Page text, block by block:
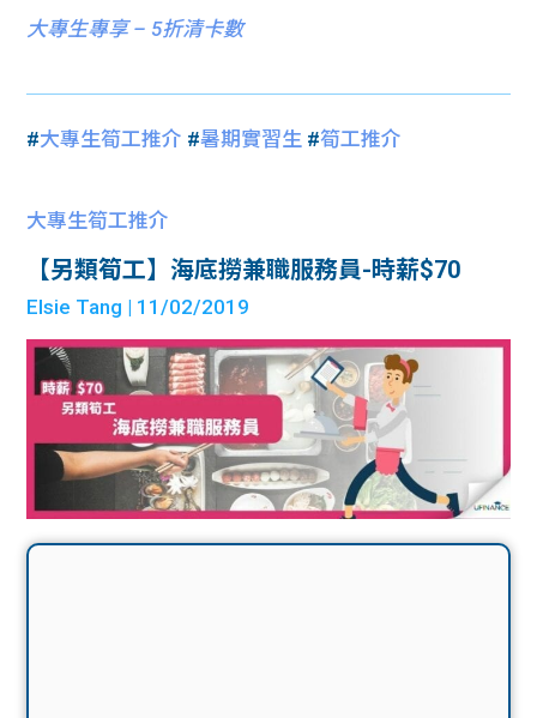
大專生專享 – 5折清卡數
#大專生筍工推介 #暑期實習生 #筍工推介
大專生筍工推介
【另類筍工】海底撈兼職服務員-時薪$70
Elsie Tang | 11/02/2019